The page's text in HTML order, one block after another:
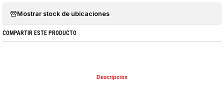
Mostrar stock de ubicaciones
COMPARTIR ESTE PRODUCTO
Descripción